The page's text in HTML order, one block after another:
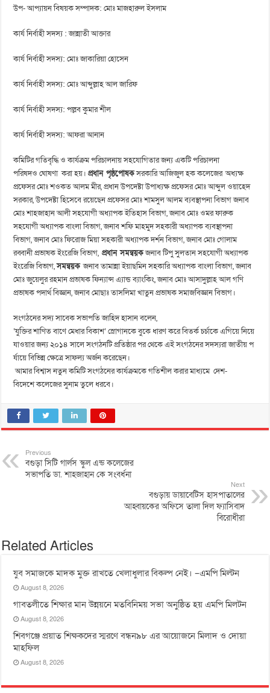
উপ- আপ্যায়ন বিষয়ক সম্পাদক: মোঃ মাজহারুল ইসলাম
কার্য নির্বাহী সদস্য : জান্নাতী আক্তার
কার্য নির্বাহী সদস্য: মোঃ জাকারিয়া হোসেন
কার্য নির্বাহী সদস্য: মোঃ আব্দুল্লাহ আল জারিফ
কার্য নির্বাহী সদস্য: পল্লব কুমার শীল
কার্য নির্বাহী সদস্য: আফরা আনান
কমিটির গতিবৃদ্ধি ও কার্যক্রম পরিচালনায় সহযোগিতার জন্য একটি পরিচালনা
পরিষদও ঘোষণা করা হয়।প্রধান পৃষ্ঠপোষকসরকারি আজিজুল হক কলেজের অধ্যক্ষ
প্রফেসর মোঃ শওকত আলম মীর, প্রধান উপদেষ্টা উপাধ্যক্ষ প্রফেসর মোঃ আব্দুল ওয়াহেদ
সরকার, উপদেষ্টা হিসেবে রয়েছেন প্রফেসর মোঃ শামসুল আলম ব্যবস্থাপনা বিভাগ জনাব
মোঃ শাহজাহান আলী সহযোগী অধ্যাপক ইতিহাস বিভাগ, জনাব মোঃ ওমর ফারুক
সহযোগী অধ্যাপক বাংলা বিভাগ, জনাব শফি মাহমুদ সহকারী অধ্যাপক ব্যবস্থাপনা
বিভাগ, জনাব মোঃ ফিরোজ মিয়া সহকারী অধ্যাপক দর্শন বিভাগ, জনাব মোঃ গোলাম
রব্বানী প্রভাষক ইংরেজি বিভাগ, প্রধান সমন্বয়কজনাব টিপু সুলতান সহযোগী অধ্যাপক
ইংরেজি বিভাগ,সমন্বয়ক জনাব তামান্না ইয়াছমিন সহকারি অধ্যাপক বাংলা বিভাগ, জনাব
মোঃ জুয়েলুর রহমান প্রভাষক ফিন্যান্স এ্যান্ড ব্যাংকিং, জনাব মোঃ আসাদুল্লাহ আল গণি
প্রভাষক পদার্থ বিজ্ঞান, জনাব মোছাঃ তাসলিমা খাতুন প্রভাষক সমাজবিজ্ঞান বিভাগ।
সংগঠনের সদ্য সাবেক সভাপতি জাহিদ হাসান বলেন,
‘যুক্তির শাণিত বাণে মেধার বিকাশ’ স্লোগানকে বুকে ধারণ করে বিতর্ক চর্চাকে এগিয়ে নিয়ে
যাওয়ার জন্য ২০১৪ সালে সংগঠনটি প্রতিষ্ঠার পর থেকে এই সংগঠনের সদস্যরা জাতীয় প
র্যায়ে বিভিন্ন ক্ষেত্রে সাফল্য অর্জন করেছেন।
আমার বিশ্বাস নতুন কমিটি সংগঠনের কার্যক্রমকে গতিশীল করার মাধ্যমে দেশ-
বিদেশে কলেজের সুনাম তুলে ধরবে।
Previous
বগুড়া সিটি গার্লস স্কুল এন্ড কলেজের
সভাপতি ডা. শাহজাহান কে সংবর্ধনা
Next
বগুড়ায় ডায়াবেটিস হাসপাতালের
আহ্বায়কের অফিসে তালা দিল ফ্যাসিবাদ
বিরোধীরা
Related Articles
যুব সমাজকে মাদক মুক্ত রাখতে খেলাধুলার বিকল্প নেই। –এমপি মিল্টন
August 8, 2026
‎গাবতলীতে শিক্ষার মান উন্নয়নে ‎মতবিনিময় সভা অনুষ্ঠিত হয় ‎এমপি মিলটন
August 8, 2026
শিবগঞ্জে প্রয়াত শিক্ষকদের স্মরণে বন্ধন৯৮ এর আয়োজনে মিলাদ ও দোয়া
মাহফিল
August 8, 2026